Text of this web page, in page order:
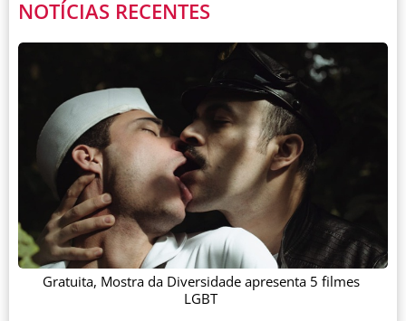
NOTÍCIAS RECENTES
Gratuita, Mostra da Diversidade apresenta 5 filmes
LGBT